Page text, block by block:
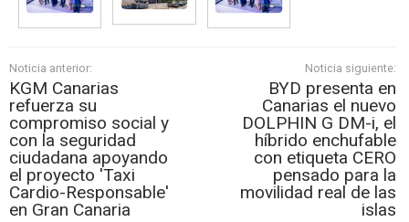
Noticia anterior:
KGM Canarias
refuerza su
compromiso social y
con la seguridad
ciudadana apoyando
el proyecto 'Taxi
Cardio-Responsable'
en Gran Canaria
Noticia siguiente:
BYD presenta en
Canarias el nuevo
DOLPHIN G DM-i, el
híbrido enchufable
con etiqueta CERO
pensado para la
movilidad real de las
islas